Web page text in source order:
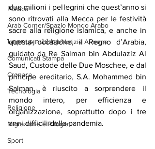
Politica
Arab Corner/Spazio Mondo Arabo
Նորություններ/Notizie Armene
Comunicati Stampa
Cronaca
Tecnologia
Religione
Migrazione e Rifugiati
Sport
due milioni i pellegrini che quest’anno si
sono ritrovati alla Mecca per le festività
sacre alla religione islamica, e anche in
questa occasione, il Regno d’Arabia,
guidato da Re Salman bin Abdulaziz Al
Saud, Custode delle Due Moschee, e dal
principe ereditario, S.A. Mohammed bin
Salman, è riuscito a sorprendere il
mondo intero, per efficienza e
organizzazione, soprattutto dopo i tre
anni difficili della pandemia.